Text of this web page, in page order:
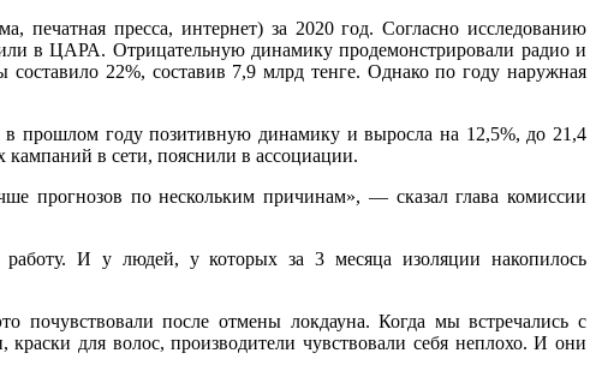
пресса, интернет) за 2020 год. Согласно исследованию
в ЦАРА. Отрицательную динамику продемонстрировали радио и
22%, составив 7,9 млрд тенге. Однако по году наружная
в прошлом году позитивную динамику и выросла на 12,5%, до 21,4
кампаний в сети, пояснили в ассоциации.
прогнозов по нескольким причинам», — сказал глава комиссии
И у людей, у которых за 3 месяца изоляции накопилось
после отмены локдауна. Когда мы встречались с
для волос, производители чувствовали себя неплохо. И они